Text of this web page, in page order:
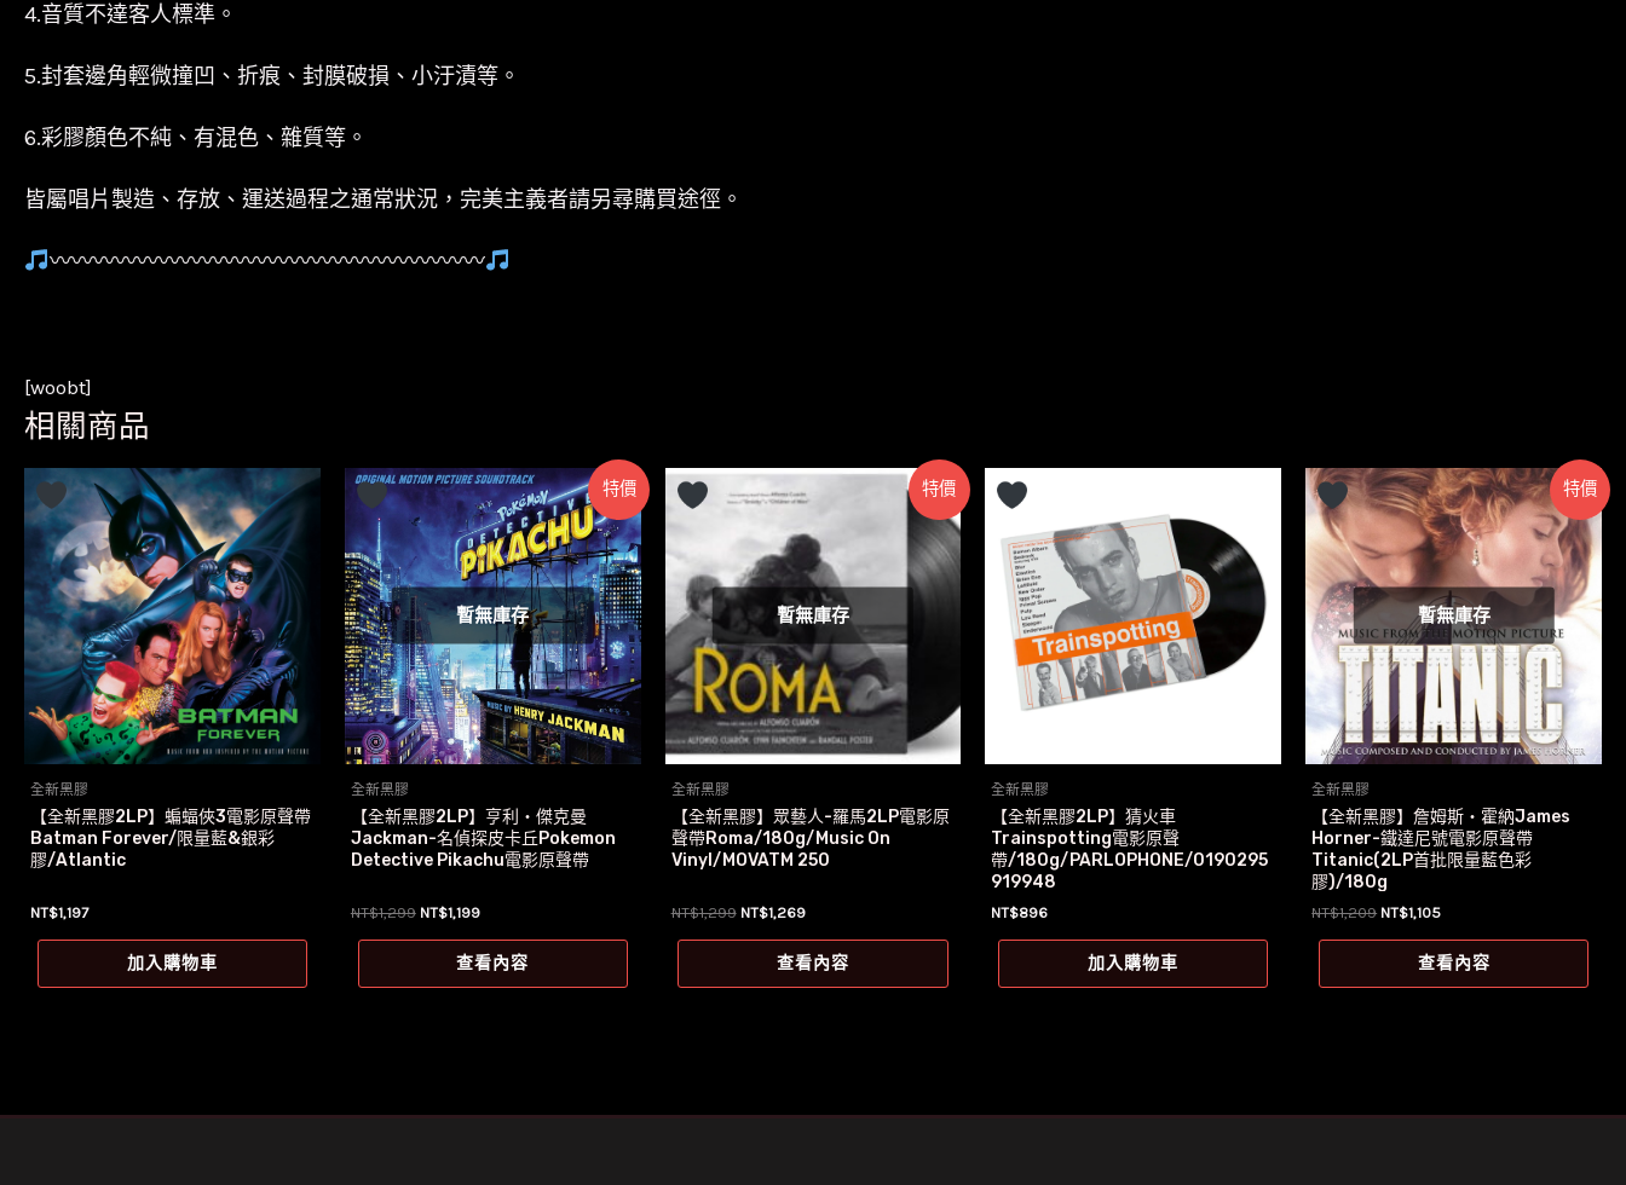
4.音質不達客人標準。
5.封套邊角輕微撞凹、折痕、封膜破損、小汙漬等。
6.彩膠顏色不純、有混色、雜質等。
皆屬唱片製造、存放、運送過程之通常狀況，完美主義者請另尋購買途徑。
〰〰〰〰〰〰〰〰〰〰〰〰〰〰〰〰〰〰〰〰
[woobt]
相關商品
全新黑膠
【全新黑膠2LP】蝙蝠俠3電影原聲帶
Batman Forever/限量藍&銀彩
膠/Atlantic
NT$1,197
加入購物車
特價
暫無庫存
全新黑膠
【全新黑膠2LP】亨利‧傑克曼
Jackman-名偵探皮卡丘Pokemon
Detective Pikachu電影原聲帶
NT$1,299 原
NT$1,299。
NT$1,199目
價
格：
NT$1,199。
查看內容
特價
暫無庫存
全新黑膠
【全新黑膠】眾藝人-羅馬2LP電影原
聲帶Roma/180g/Music On
Vinyl/MOVATM 250
NT$1,299 原
NT$1,299。
NT$1,269目
價
格：
NT$1,269。
查看內容
全新黑膠
【全新黑膠2LP】猜火車
Trainspotting電影原聲
帶/180g/PARLOPHONE/0190295
919948
NT$896
加入購物車
特價
暫無庫存
全新黑膠
【全新黑膠】詹姆斯‧霍納James
Horner-鐵達尼號電影原聲帶
Titanic(2LP首批限量藍色彩
膠)/180g
NT$1,209 原
NT$1,209。
NT$1,105目
價
格：
NT$1,105。
查看內容